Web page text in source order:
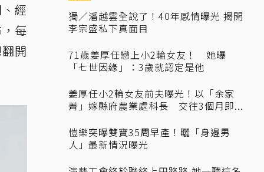
經
每
開
獨／潘越雲全說了！40年感情曝光 揭開
李宗盛私下真面目
71歲姜厚任戀上小2輪女友！ 她曝
「七世因緣」：3歲就認定是他
姜厚任小2輪女友前夫曝光！以「余家
菁」嫁縣府農業處科長 交往3個月即...
愷樂突曝雙寶35周早產！曬「身邊男
人」最新情況曝光